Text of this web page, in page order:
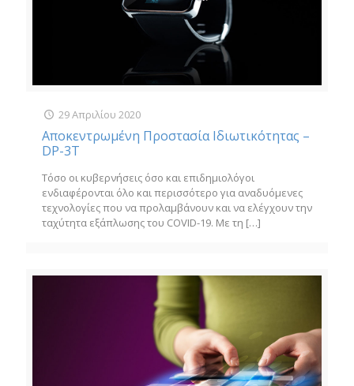
29 Απριλίου 2020
Αποκεντρωμένη Προστασία Ιδιωτικότητας –
DP-3T
Τόσο οι κυβερνήσεις όσο και επιδημιολόγοι
ενδιαφέρονται όλο και περισσότερο για αναδυόμενες
τεχνολογίες που να προλαμβάνουν και να ελέγχουν την
ταχύτητα εξάπλωσης του COVID-19. Με τη […]